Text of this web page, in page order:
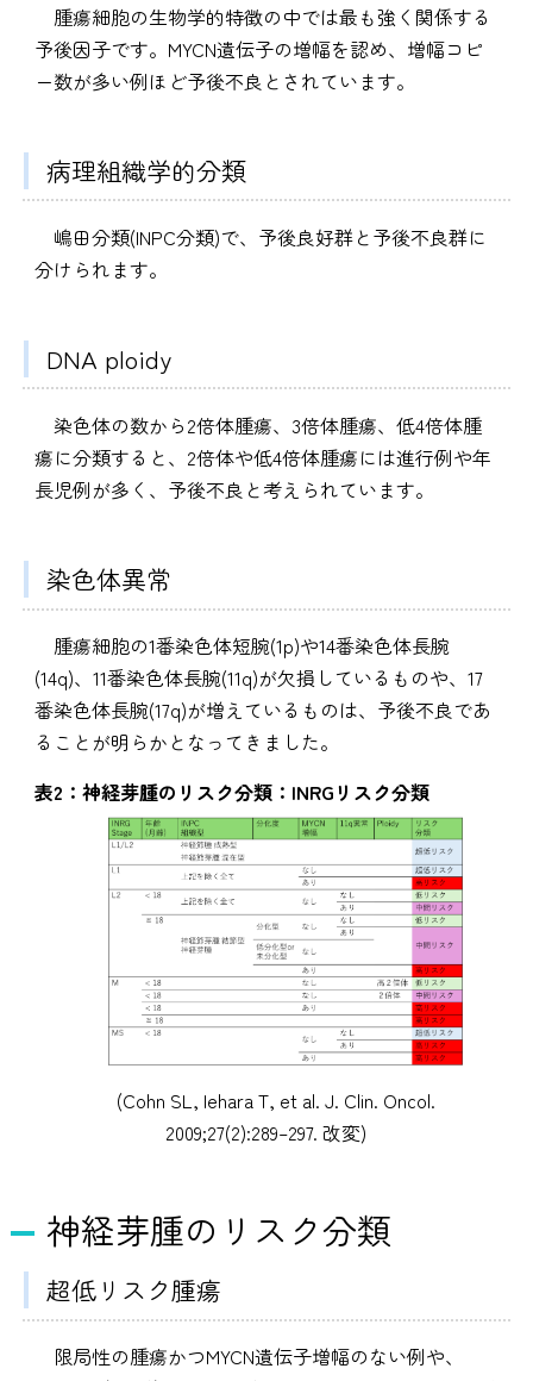
腫瘍細胞の生物学的特徴の中では最も強く関係する
予後因子です。MYCN遺伝子の増幅を認め、増幅コピ
ー数が多い例ほど予後不良とされています。
病理組織学的分類
嶋田分類(INPC分類)で、予後良好群と予後不良群に
分けられます。
DNA ploidy
染色体の数から2倍体腫瘍、3倍体腫瘍、低4倍体腫
瘍に分類すると、2倍体や低4倍体腫瘍には進行例や年
長児例が多く、予後不良と考えられています。
染色体異常
腫瘍細胞の1番染色体短腕(1p)や14番染色体長腕
(14q)、11番染色体長腕(11q)が欠損しているものや、17
番染色体長腕(17q)が増えているものは、予後不良であ
ることが明らかとなってきました。
表2：神経芽腫のリスク分類：INRGリスク分類
(Cohn SL, Iehara T, et al. J. Clin. Oncol.
2009;27(2):289–297. 改変)
神経芽腫のリスク分類
超低リスク腫瘍
限局性の腫瘍かつMYCN遺伝子増幅のない例や、